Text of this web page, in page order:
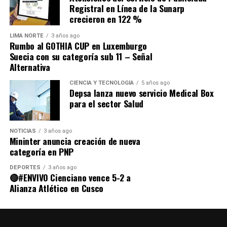
de EsSalud con la salud de la niñez peruana.
Un compromiso con la infancia
Con el liderazgo de gerentes y directores en todas sus
redes, EsSalud reafirma su compromiso de garantizar
que cada niño asegurado reciba atención oportuna, los
insumos adecuados y un acompañamiento constante
para que crezca sano y fuerte.
Source link
Comparte esto:
Registral en Línea de la Sunarp
crecieron en 122 %
LIMA NORTE 3 años ago
Rumbo al GOTHIA CUP en Luxemburgo
Suecia con su categoría sub 11 – Señal
Alternativa
CIENCIA Y TECNOLOGÍA 5 años ago
Depsa lanza nuevo servicio Medical Box
para el sector Salud
NOTICIAS 3 años ago
Mininter anuncia creación de nueva
categoría en PNP
DEPORTES 3 años ago
🔴#ENVIVO Cienciano vence 5-2 a
Alianza Atlético en Cusco